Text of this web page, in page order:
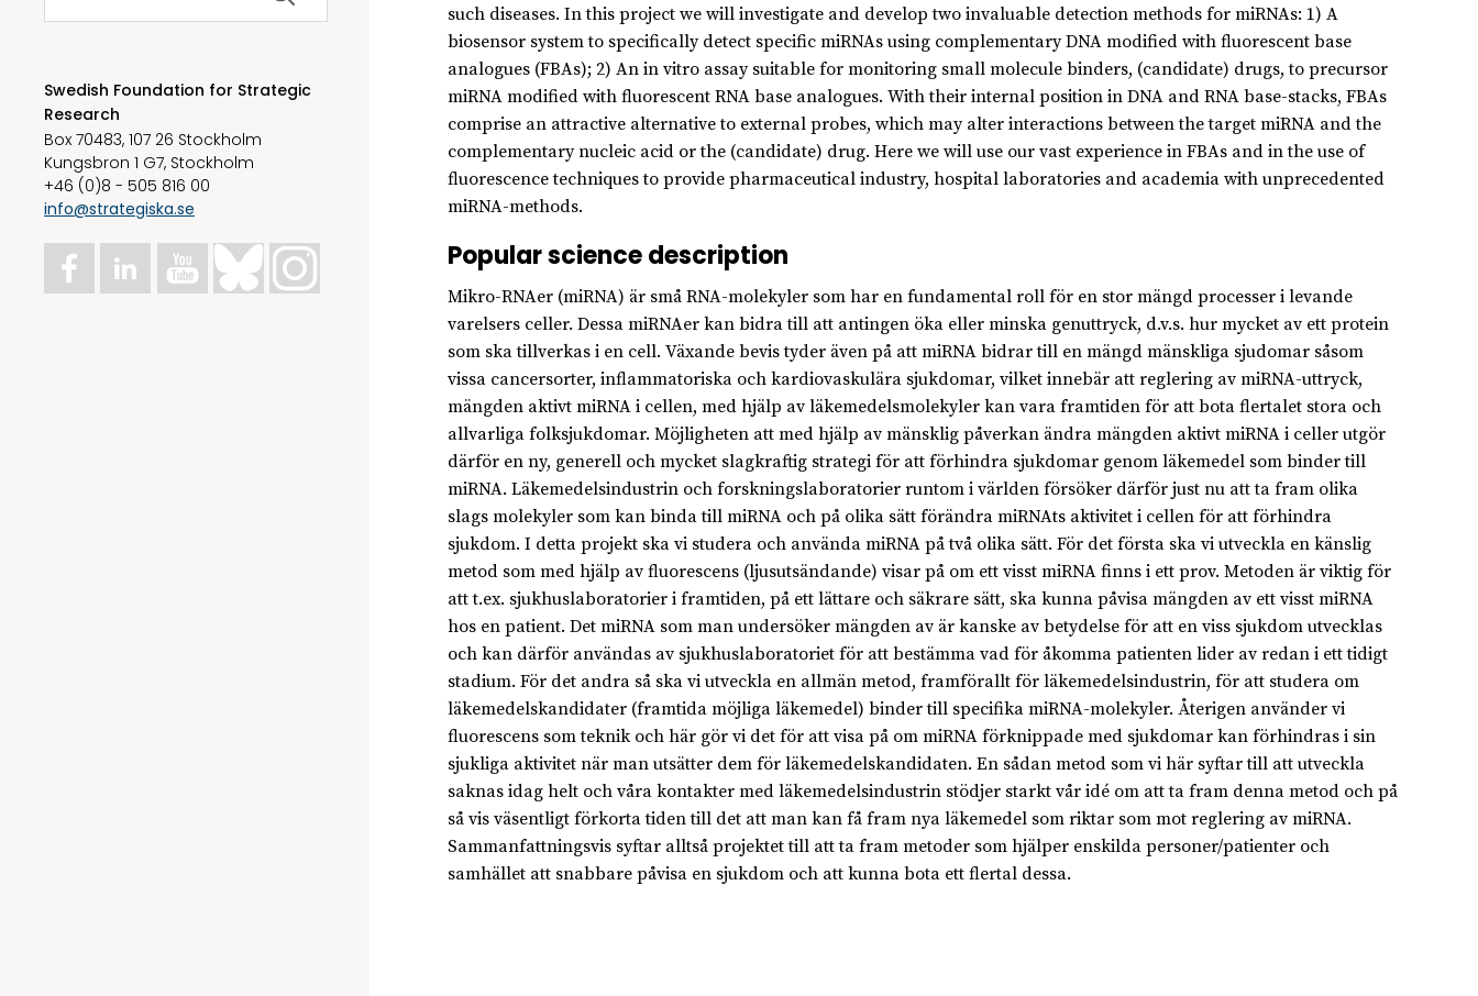
Swedish Foundation for Strategic
Research
Box 70483, 107 26 Stockholm
Kungsbron 1 G7, Stockholm
+46 (0)8 - 505 816 00
info@strategiska.se
such diseases. In this project we will investigate and develop two invaluable detection methods for miRNAs: 1) A
biosensor system to specifically detect specific miRNAs using complementary DNA modified with fluorescent base
analogues (FBAs); 2) An in vitro assay suitable for monitoring small molecule binders, (candidate) drugs, to precursor
miRNA modified with fluorescent RNA base analogues. With their internal position in DNA and RNA base-stacks, FBAs
comprise an attractive alternative to external probes, which may alter interactions between the target miRNA and the
complementary nucleic acid or the (candidate) drug. Here we will use our vast experience in FBAs and in the use of
fluorescence techniques to provide pharmaceutical industry, hospital laboratories and academia with unprecedented
miRNA-methods.
Popular science description
Mikro-RNAer (miRNA) är små RNA-molekyler som har en fundamental roll för en stor mängd processer i levande
varelsers celler. Dessa miRNAer kan bidra till att antingen öka eller minska genuttryck, d.v.s. hur mycket av ett protein
som ska tillverkas i en cell. Växande bevis tyder även på att miRNA bidrar till en mängd mänskliga sjudomar såsom
vissa cancersorter, inflammatoriska och kardiovaskulära sjukdomar, vilket innebär att reglering av miRNA-uttryck,
mängden aktivt miRNA i cellen, med hjälp av läkemedelsmolekyler kan vara framtiden för att bota flertalet stora och
allvarliga folksjukdomar. Möjligheten att med hjälp av mänsklig påverkan ändra mängden aktivt miRNA i celler utgör
därför en ny, generell och mycket slagkraftig strategi för att förhindra sjukdomar genom läkemedel som binder till
miRNA. Läkemedelsindustrin och forskningslaboratorier runtom i världen försöker därför just nu att ta fram olika
slags molekyler som kan binda till miRNA och på olika sätt förändra miRNAts aktivitet i cellen för att förhindra
sjukdom. I detta projekt ska vi studera och använda miRNA på två olika sätt. För det första ska vi utveckla en känslig
metod som med hjälp av fluorescens (ljusutsändande) visar på om ett visst miRNA finns i ett prov. Metoden är viktig för
att t.ex. sjukhuslaboratorier i framtiden, på ett lättare och säkrare sätt, ska kunna påvisa mängden av ett visst miRNA
hos en patient. Det miRNA som man undersöker mängden av är kanske av betydelse för att en viss sjukdom utvecklas
och kan därför användas av sjukhuslaboratoriet för att bestämma vad för åkomma patienten lider av redan i ett tidigt
stadium. För det andra så ska vi utveckla en allmän metod, framförallt för läkemedelsindustrin, för att studera om
läkemedelskandidater (framtida möjliga läkemedel) binder till specifika miRNA-molekyler. Återigen använder vi
fluorescens som teknik och här gör vi det för att visa på om miRNA förknippade med sjukdomar kan förhindras i sin
sjukliga aktivitet när man utsätter dem för läkemedelskandidaten. En sådan metod som vi här syftar till att utveckla
saknas idag helt och våra kontakter med läkemedelsindustrin stödjer starkt vår idé om att ta fram denna metod och på
så vis väsentligt förkorta tiden till det att man kan få fram nya läkemedel som riktar som mot reglering av miRNA.
Sammanfattningsvis syftar alltså projektet till att ta fram metoder som hjälper enskilda personer/patienter och
samhället att snabbare påvisa en sjukdom och att kunna bota ett flertal dessa.